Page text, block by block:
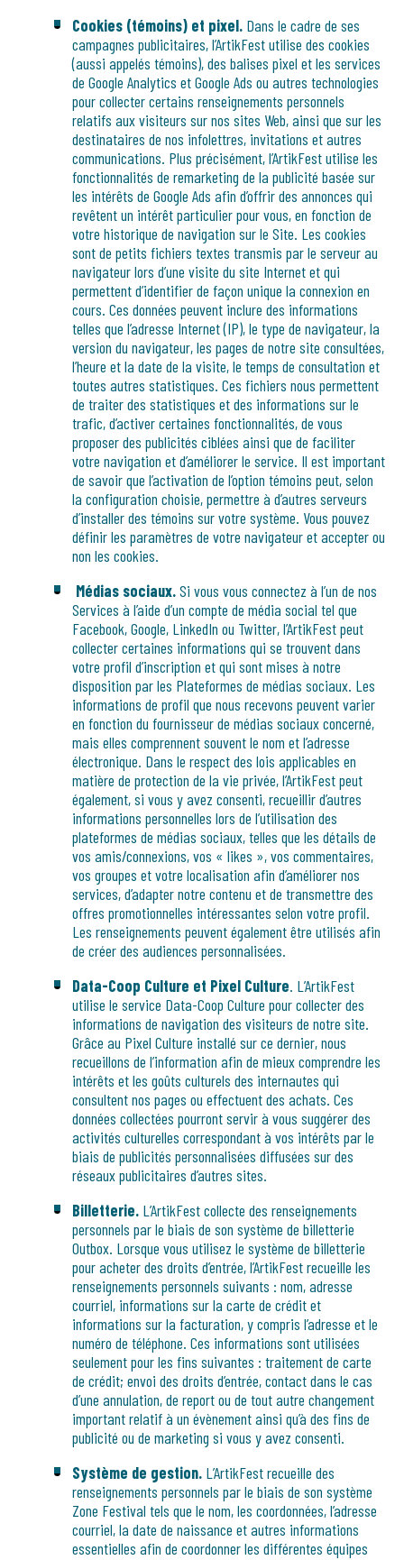
Cookies (témoins) et pixel. Dans le cadre de ses
campagnes publicitaires, l’ArtikFest utilise des cookies
(aussi appelés témoins), des balises pixel et les services
de Google Analytics et Google Ads ou autres technologies
pour collecter certains renseignements personnels
relatifs aux visiteurs sur nos sites Web, ainsi que sur les
destinataires de nos infolettres, invitations et autres
communications. Plus précisément, l’ArtikFest utilise les
fonctionnalités de remarketing de la publicité basée sur
les intérêts de Google Ads afin d’offrir des annonces qui
revêtent un intérêt particulier pour vous, en fonction de
votre historique de navigation sur le Site. Les cookies
sont de petits fichiers textes transmis par le serveur au
navigateur lors d’une visite du site Internet et qui
permettent d’identifier de façon unique la connexion en
cours. Ces données peuvent inclure des informations
telles que l’adresse Internet (IP), le type de navigateur, la
version du navigateur, les pages de notre site consultées,
l’heure et la date de la visite, le temps de consultation et
toutes autres statistiques. Ces fichiers nous permettent
de traiter des statistiques et des informations sur le
trafic, d’activer certaines fonctionnalités, de vous
proposer des publicités ciblées ainsi que de faciliter
votre navigation et d’améliorer le service. Il est important
de savoir que l’activation de l’option témoins peut, selon
la configuration choisie, permettre à d’autres serveurs
d’installer des témoins sur votre système. Vous pouvez
définir les paramètres de votre navigateur et accepter ou
non les cookies.
Médias sociaux.Si vous vous connectez à l’un de nos
Services à l’aide d’un compte de média social tel que
Facebook, Google, LinkedIn ou Twitter, l’ArtikFest peut
collecter certaines informations qui se trouvent dans
votre profil d’inscription et qui sont mises à notre
disposition par les Plateformes de médias sociaux. Les
informations de profil que nous recevons peuvent varier
en fonction du fournisseur de médias sociaux concerné,
mais elles comprennent souvent le nom et l’adresse
électronique. Dans le respect des lois applicables en
matière de protection de la vie privée, l’ArtikFest peut
également, si vous y avez consenti, recueillir d’autres
informations personnelles lors de l’utilisation des
plateformes de médias sociaux, telles que les détails de
vos amis/connexions, vos « likes », vos commentaires,
vos groupes et votre localisation afin d’améliorer nos
services, d’adapter notre contenu et de transmettre des
offres promotionnelles intéressantes selon votre profil.
Les renseignements peuvent également être utilisés afin
de créer des audiences personnalisées.
Data-Coop Culture et Pixel Culture. L’ArtikFest
utilise le service Data-Coop Culture pour collecter des
informations de navigation des visiteurs de notre site.
Grâce au Pixel Culture installé sur ce dernier, nous
recueillons de l’information afin de mieux comprendre les
intérêts et les goûts culturels des internautes qui
consultent nos pages ou effectuent des achats. Ces
données collectées pourront servir à vous suggérer des
activités culturelles correspondant à vos intérêts par le
biais de publicités personnalisées diffusées sur des
réseaux publicitaires d’autres sites.
Billetterie. L’ArtikFest collecte des renseignements
personnels par le biais de son système de billetterie
Outbox. Lorsque vous utilisez le système de billetterie
pour acheter des droits d’entrée, l’ArtikFest recueille les
renseignements personnels suivants : nom, adresse
courriel, informations sur la carte de crédit et
informations sur la facturation, y compris l’adresse et le
numéro de téléphone. Ces informations sont utilisées
seulement pour les fins suivantes : traitement de carte
de crédit; envoi des droits d’entrée, contact dans le cas
d’une annulation, de report ou de tout autre changement
important relatif à un évènement ainsi qu’à des fins de
publicité ou de marketing si vous y avez consenti.
Système de gestion. L’ArtikFest recueille des
renseignements personnels par le biais de son système
Zone Festival tels que le nom, les coordonnées, l’adresse
courriel, la date de naissance et autres informations
essentielles afin de coordonner les différentes équipes